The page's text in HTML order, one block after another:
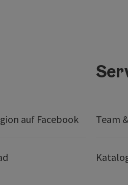
auf Facebook Team